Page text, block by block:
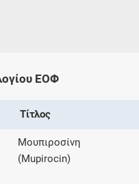
ΕΟΦ
Τίτλος
Μουπιροσίνη
(Mupirocin)